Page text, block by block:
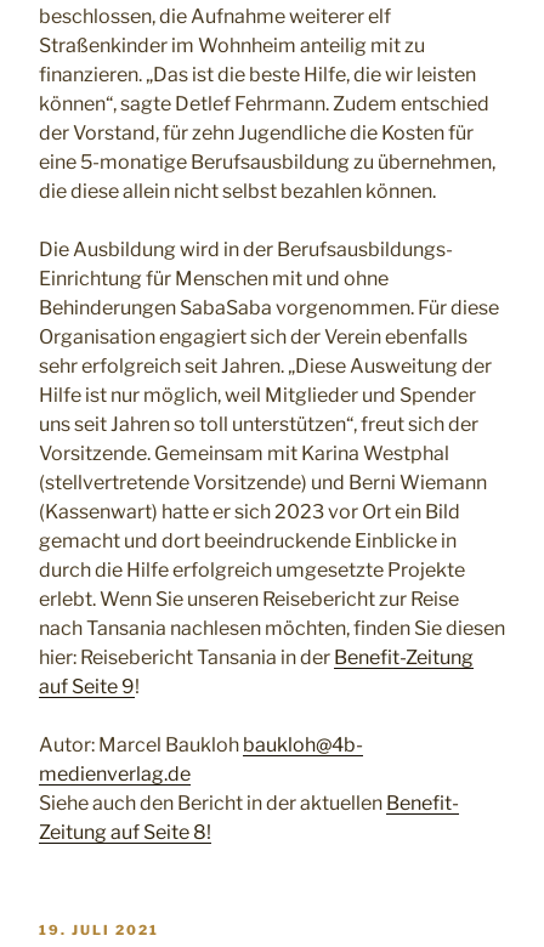
beschlossen, die Aufnahme weiterer elf
Straßenkinder im Wohnheim anteilig mit zu
finanzieren. „Das ist die beste Hilfe, die wir leisten
können“, sagte Detlef Fehrmann. Zudem entschied
der Vorstand, für zehn Jugendliche die Kosten für
eine 5-monatige Berufsausbildung zu übernehmen,
die diese allein nicht selbst bezahlen können.
Die Ausbildung wird in der Berufsausbildungs-
Einrichtung für Menschen mit und ohne
Behinderungen SabaSaba vorgenommen. Für diese
Organisation engagiert sich der Verein ebenfalls
sehr erfolgreich seit Jahren. „Diese Ausweitung der
Hilfe ist nur möglich, weil Mitglieder und Spender
uns seit Jahren so toll unterstützen“, freut sich der
Vorsitzende. Gemeinsam mit Karina Westphal
(stellvertretende Vorsitzende) und Berni Wiemann
(Kassenwart) hatte er sich 2023 vor Ort ein Bild
gemacht und dort beeindruckende Einblicke in
durch die Hilfe erfolgreich umgesetzte Projekte
erlebt. Wenn Sie unseren Reisebericht zur Reise
nach Tansania nachlesen möchten, finden Sie diesen
hier: Reisebericht Tansania in der Benefit-Zeitung
auf Seite 9!
Autor: Marcel Baukloh baukloh@4b-
medienverlag.de
Siehe auch den Bericht in der aktuellen Benefit-
Zeitung auf Seite 8!
VERÖFFENTLICHT
19. JULI 2021